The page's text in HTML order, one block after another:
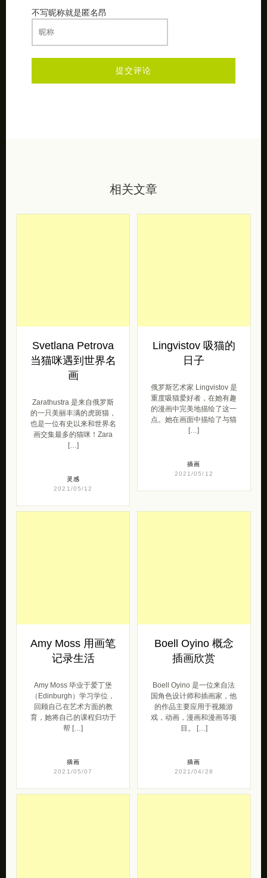
不写昵称就是匿名昂
相关文章
Svetlana Petrova
当猫咪遇到世界名
画
Zarathustra 是来自俄罗斯
的一只美丽丰满的虎斑猫，
也是一位有史以来和世界名
画交集最多的猫咪！Zara
[…]
灵感
2021/05/12
Lingvistov 吸猫的
日子
俄罗斯艺术家 Lingvistov 是
重度吸猫爱好者，在她有趣
的漫画中完美地描绘了这一
点。她在画面中描绘了与猫
[…]
插画
2021/05/12
Amy Moss 用画笔
记录生活
Amy Moss 毕业于爱丁堡
（Edinburgh）学习学位，
回顾自己在艺术方面的教
育，她将自己的课程归功于
帮 […]
插画
2021/05/07
Boell Oyino 概念
插画欣赏
Boell Oyino 是一位来自法
国角色设计师和插画家，他
的作品主要应用于视频游
戏，动画，漫画和漫画等项
目。 […]
插画
2021/04/28